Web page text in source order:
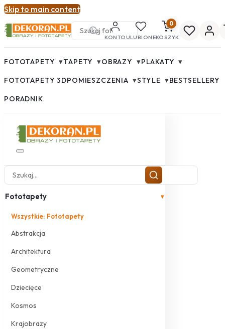
Skip to main content
KONTOULUBIONE
0
KOSZYK
FOTOTAPETY ▾TAPETY ▾OBRAZY ▾PLAKATY ▾
FOTOTAPETY 3DPOMIESZCZENIA ▾STYLE ▾BESTSELLERY
PORADNIK
Fototapety ▾
Wszystkie: Fototapety
Abstrakcja
Architektura
Geometryczne
Dziecięce
Kosmos
Krajobrazy